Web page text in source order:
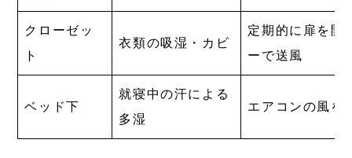
クローゼッ
ト
衣類の吸湿・カビ
定期的に扉を開
ーで送風
ベッド下
就寝中の汗による
多湿
エアコンの風を